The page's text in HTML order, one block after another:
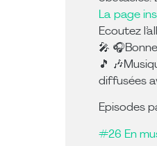
La page
Ecoutez
🎤
🎵
diffusées
Episodes
#26 En